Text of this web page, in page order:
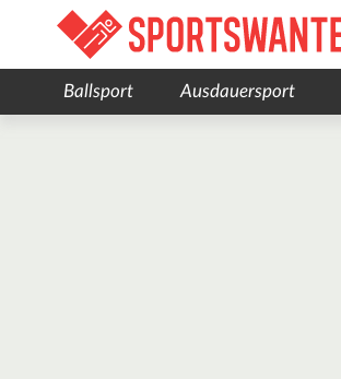
Ballsport Ausdauersport